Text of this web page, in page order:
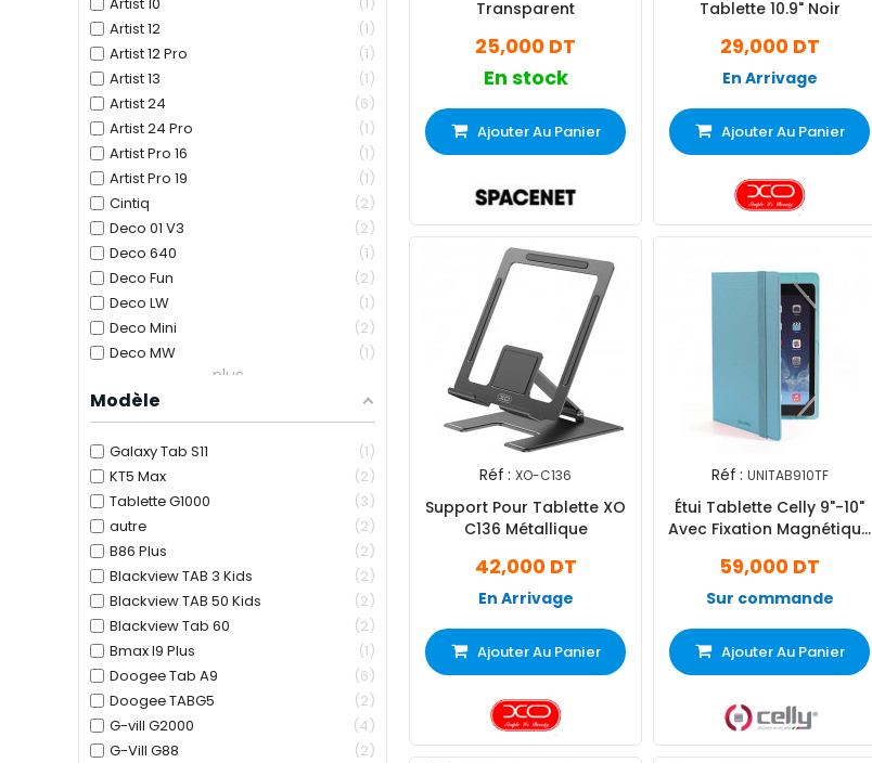
Artist 12
1
Artist 12 Pro
1
Artist 13
1
Artist 24
6
Artist 24 Pro
1
Artist Pro 16
1
Artist Pro 19
1
Cintiq
2
Deco 01 V3
2
Deco 640
1
Deco Fun
2
Deco LW
1
Deco Mini
2
Deco MW
1
plus...
Modèle
Galaxy Tab S11
1
KT5 Max
2
Tablette G1000
3
autre
2
B86 Plus
2
Blackview TAB 3 Kids
2
Blackview TAB 50 Kids
2
Blackview Tab 60
2
Bmax I9 Plus
1
Doogee Tab A9
6
Doogee TABG5
2
G-vill G2000
4
G-Vill G88
2
Transparent
25,000 DT
En stock
Ajouter Au Panier
Tablette 10.9" Noir
29,000 DT
En Arrivage
Ajouter Au Panier
Réf : XO-C136
Support Pour Tablette XO
C136 Métallique
42,000 DT
En Arrivage
Ajouter Au Panier
Réf : UNITAB910TF
Étui Tablette Celly 9"-10"
Avec Fixation Magnétique
59,000 DT
Sur commande
Ajouter Au Panier